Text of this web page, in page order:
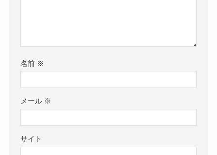
名前 ※
メール ※
サイト